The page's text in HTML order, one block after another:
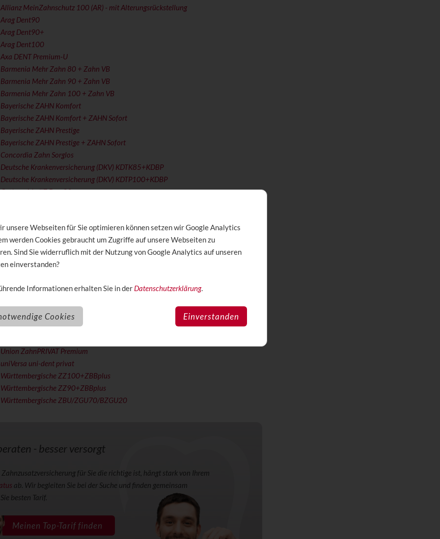
Allianz MeinZahnschutz 100 (AR) - mit Alterungsrückstellung
Arag Dent90
Arag Dent90+
Arag Dent100
Axa DENT Premium-U
Barmenia Mehr Zahn 80 + Zahn VB
Barmenia Mehr Zahn 90 + Zahn VB
Barmenia Mehr Zahn 100 + Zahn VB
Bayerische ZAHN Komfort
Bayerische ZAHN Komfort + ZAHN Sofort
ZAHN Prestige
Bayerische ZAHN Prestige + ZAHN Sofort
Concordia Zahn Sorglos
Deutsche Krankenversicherung (DKV) KDTK85+KDBP
Deutsche Krankenversicherung (DKV) KDTP100+KDBP
Gothaer MediZ Duo 80
Gothaer MediZ Smile 85
GIGA.Dent
MEGA.Dent
Verein ZahnGesund 85+
R+V Z1U+ZV
SDK ZP9
Stuttgarter ZahnPremium
Union ZahnPRIVAT Premium
uniVersa uni-dent privat
Württembergische ZZ100+ZBBplus
Württembergische ZZ90+ZBBplus
Württembergische ZBU/ZGU70/BZGU20
- besser versorgt
Zahnzusatzversicherung für Sie die richtige ist, hängt stark von Ihrem
ab. Wir begleiten Sie bei der Suche und finden gemeinsam
besten Tarif.
Meinen Top-Tarif finden
unsere Webseiten für Sie optimieren können setzen wir Google Analytics
werden Cookies gebraucht um Zugriffe auf unsere Webseiten zu
Sind Sie widerruflich mit der Nutzung von Google Analytics auf unseren
einverstanden?
Informationen erhalten Sie in der Datenschutzerklärung.
Cookies Einverstanden